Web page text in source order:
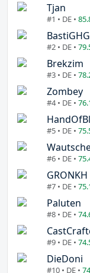
Tjan
#1 • DE •
BastiGHG
#2 • DE •
Brekzim
#3 • DE •
Zombey
#4 • DE •
#5 • DE •
#6 • DE •
GRONKH
#7 • DE •
Paluten
#8 • DE •
#9 • DE •
DieDoni
#10 • DE •